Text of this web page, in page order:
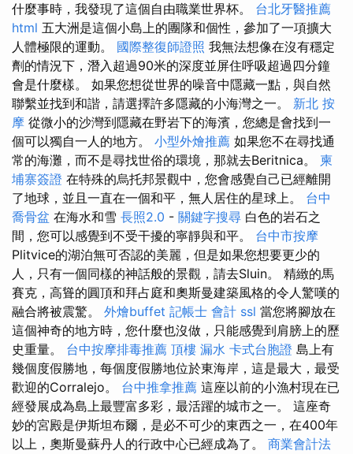
什麼事時，我發現了這個自由職業世界杯。 台北牙醫推薦
html 五大洲是這個小島上的團隊和個性，參加了一項擴大
人體極限的運動。 國際整復師證照 我無法想像在沒有穩定
劑的情況下，潛入超過90米的深度並屏住呼吸超過四分鐘
會是什麼樣。 如果您想從世界的噪音中隱藏一點，與自然
聯繫並找到和諧，請選擇許多隱藏的小海灣之一。 新北 按
摩 從微小的沙灣到隱藏在野岩下的海濱，您總是會找到一
個可以獨自一人的地方。 小型外燴推薦 如果您不在尋找通
常的海灘，而不是尋找世俗的環境，那就去Beritnica。 柬
埔寨簽證 在特殊的烏托邦景觀中，您會感覺自己已經離開
了地球，並且一直在一個和平，無人居住的星球上。 台中
喬骨盆 在海水和雪 長照2.0 - 關鍵字搜尋 白色的岩石之
間，您可以感覺到不受干擾的寧靜與和平。 台中市按摩
Plitvice的湖泊無可否認的美麗，但是如果您想要更少的
人，只有一個同樣的神話般的景觀，請去Sluin。 精緻的馬
賽克，高聳的圓頂和拜占庭和奧斯曼建築風格的令人驚嘆的
融合將被震驚。 外燴buffet 記帳士 會計 ssl 當您將腳放在
這個神奇的地方時，您什麼也沒做，只能感覺到肩膀上的歷
史重量。 台中按摩排毒推薦 頂樓 漏水 卡式台胞證 島上有
幾個度假勝地，每個度假勝地位於東海岸，這是最大，最受
歡迎的Corralejo。 台中推拿推薦 這座以前的小漁村現在已
經發展成為島上最豐富多彩，最活躍的城市之一。 這座奇
妙的宮殿是伊斯坦布爾，是必不可少的東西之一，在400年
以上，奧斯曼蘇丹人的行政中心已經成為了。 商業會計法